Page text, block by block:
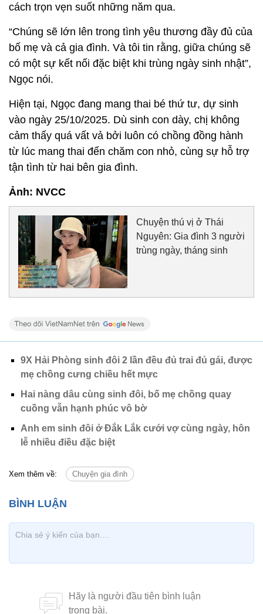
cách trọn vẹn suốt những năm qua.
“Chúng sẽ lớn lên trong tình yêu thương đầy đủ của
bố mẹ và cả gia đình. Và tôi tin rằng, giữa chúng sẽ
có một sự kết nối đặc biệt khi trùng ngày sinh nhật”,
Ngọc nói.
Hiện tại, Ngọc đang mang thai bé thứ tư, dự sinh
vào ngày 25/10/2025. Dù sinh con dày, chị không
cảm thấy quá vất vả bởi luôn có chồng đồng hành
từ lúc mang thai đến chăm con nhỏ, cùng sự hỗ trợ
tận tình từ hai bên gia đình.
Ảnh: NVCC
Chuyện thú vị ở Thái
Nguyên: Gia đình 3 người
trùng ngày, tháng sinh
9X Hải Phòng sinh đôi 2 lần đều đủ trai đủ gái, được
mẹ chồng cưng chiều hết mực
Hai nàng dâu cùng sinh đôi, bố mẹ chồng quay
cuồng vẫn hạnh phúc vô bờ
Anh em sinh đôi ở Đắk Lắk cưới vợ cùng ngày, hôn
lễ nhiều điều đặc biệt
Xem thêm về: Chuyện gia đình